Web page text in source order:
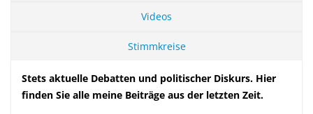
Videos
Stimmkreise
Stets aktuelle Debatten und politischer Diskurs. Hier
finden Sie alle meine Beiträge aus der letzten Zeit.